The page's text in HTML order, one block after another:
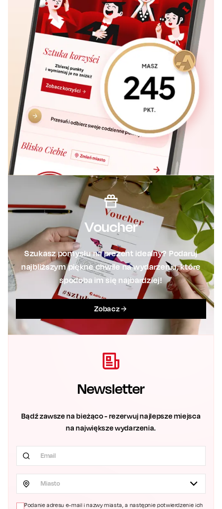
Voucher
Szukasz pomysłu na prezent idealny? Podaruj
najbliższym piękne chwile na wydarzeniu, które
spodoba im się najbardziej!
Zobacz
Newsletter
Bądź zawsze na bieżąco - rezerwuj najlepsze miejsca
na największe wydarzenia.
Miasto
Podanie adresu e-mail i nazwy miasta, a następnie potwierdzenie ich